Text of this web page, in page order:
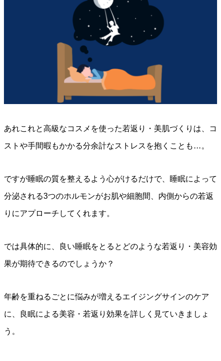
あれこれと高級なコスメを使った若返り・美肌づくりは、コ
ストや手間暇もかかる分余計なストレスを抱くことも…。
ですが睡眠の質を整えるよう心がけるだけで、睡眠によって
分泌される3つのホルモンがお肌や細胞間、内側からの若返
りにアプローチしてくれます。
では具体的に、良い睡眠をとるとどのような若返り・美容効
果が期待できるのでしょうか？
年齢を重ねるごとに悩みが増えるエイジングサインのケア
に、良眠による美容・若返り効果を詳しく見ていきましょ
う。